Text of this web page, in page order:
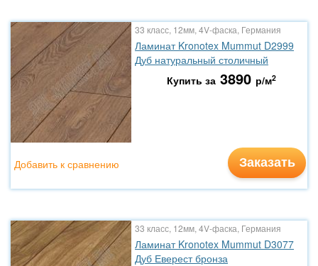
33 класс, 12мм, 4V-фаска, Германия
Ламинат Kronotex Mummut D2999
Дуб натуральный столичный
Купить за 3890 р/м2
Заказать
Добавить к сравнению
33 класс, 12мм, 4V-фаска, Германия
Ламинат Kronotex Mummut D3077
Дуб Еверест бронза